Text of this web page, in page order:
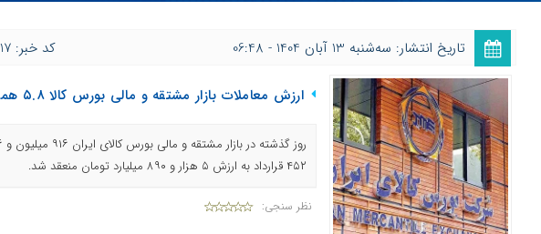
تاریخ انتشار: ﺳﻪشنبه 13 آبان 1404 - 06:48 کد خبر: 25317
ارزش معاملات بازار مشتقه و مالی بورس کالا ۵.۸ همت شد
۴۵۲ قرارداد به ارزش ۵ هزار و ۸۹۰ میلیارد تومان منعقد شد.
نظر سنجی: